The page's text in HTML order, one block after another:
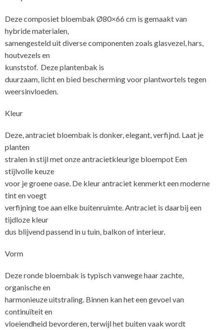
Deze composiet bloembak Ø80×66 cm is gemaakt van
hybride materialen,
samengesteld uit diverse componenten zoals glasvezel, hars,
houtvezels en
kunststof. Deze plantenbak is
duurzaam, licht en bied bescherming voor plantwortels tegen
weersinvloeden.
Kleur
Deze, antraciet bloembak is donker, elegant, verfijnd. Laat je
planten
stralen in stijl met onze antracietkleurige bloempot Een
stijlvolle keuze
voor je groene oase. De kleur antraciet kenmerkt een moderne
tint en voegt
verfijning toe aan elke buitenruimte. Antraciet is daarbij een
tijdloze kleur
dus blijvend passend in u tuin, balkon of interieur.
Vorm
Deze ronde bloembak is typisch vanwege haar zachte,
organische en
harmonieuze uitstraling. Binnen kan het een gevoel van
continuïteit en
vloeiendheid bevorderen, terwijl het buiten vaak wordt